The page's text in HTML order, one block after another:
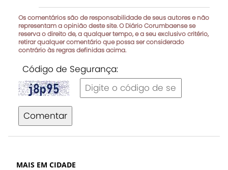
Os comentários são de responsabilidade de seus autores e não
representam a opinião deste site. O Diário Corumbaense se
reserva o direito de, a qualquer tempo, e a seu exclusivo critério,
retirar qualquer comentário que possa ser considerado
contrário às regras definidas acima.
Código de Segurança:
Comentar
MAIS EM CIDADE